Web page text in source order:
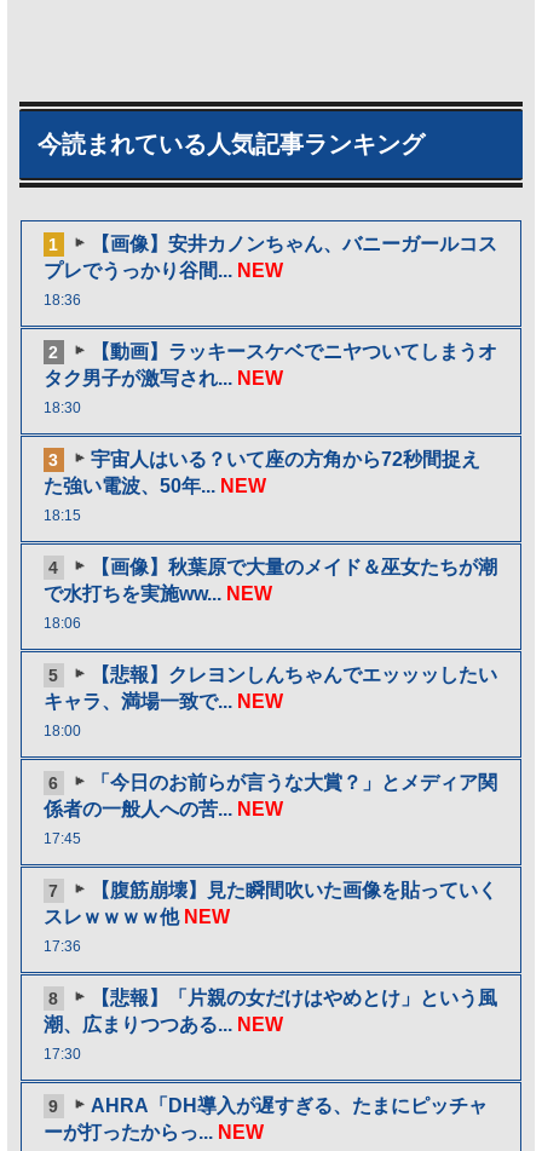
今読まれている人気記事ランキング
1
【画像】安井カノンちゃん、バニーガールコス
プレでうっかり谷間... NEW
18:36
2
【動画】ラッキースケベでニヤついてしまうオ
タク男子が激写され... NEW
18:30
3
宇宙人はいる？いて座の方角から72秒間捉え
た強い電波、50年... NEW
18:15
4
【画像】秋葉原で大量のメイド＆巫女たちが潮
で水打ちを実施ww... NEW
18:06
5
【悲報】クレヨンしんちゃんでエッッッしたい
キャラ、満場一致で... NEW
18:00
6
「今日のお前らが言うな大賞？」とメディア関
係者の一般人への苦... NEW
17:45
7
【腹筋崩壊】見た瞬間吹いた画像を貼っていく
スレｗｗｗｗ他 NEW
17:36
8
【悲報】「片親の女だけはやめとけ」という風
潮、広まりつつある... NEW
17:30
9
AHRA「DH導入が遅すぎる、たまにピッチャ
ーが打ったからっ... NEW